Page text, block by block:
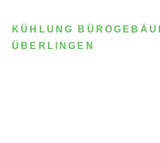
KÜHLUNG
ÜBERLINGEN